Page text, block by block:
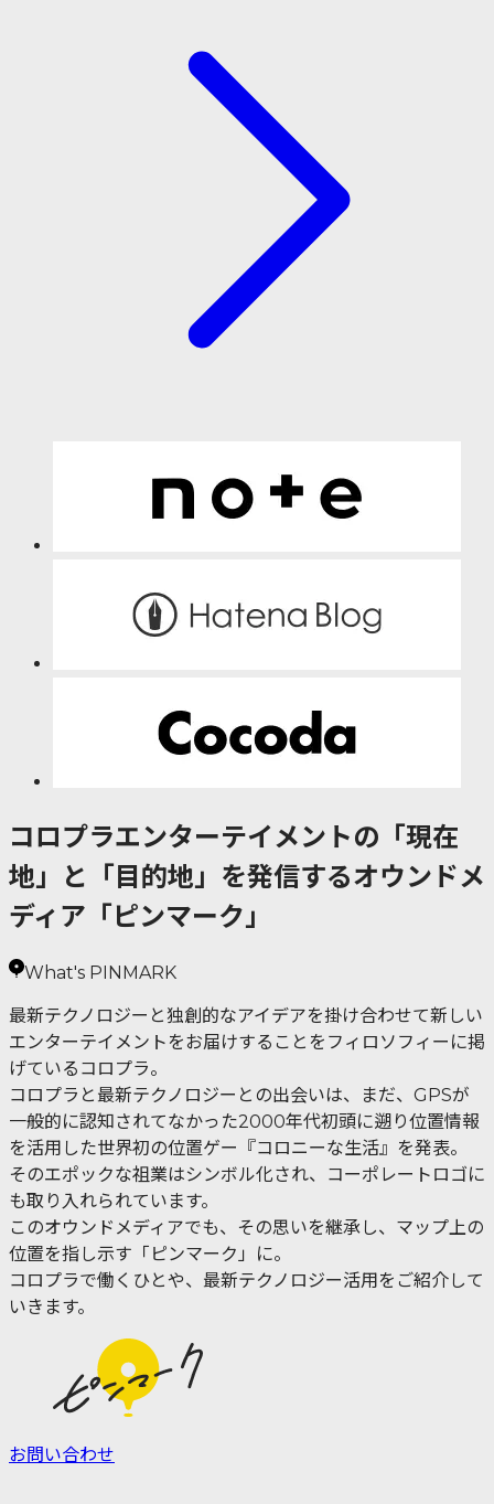
コロプラエンターテイメントの「現在
地」と「目的地」を発信するオウンドメ
ディア「ピンマーク」
What's PINMARK
最新テクノロジーと独創的なアイデアを掛け合わせて新しい
エンターテイメントをお届けすることをフィロソフィーに掲
げているコロプラ。
コロプラと最新テクノロジーとの出会いは、まだ、GPSが
一般的に認知されてなかった2000年代初頭に遡り位置情報
を活用した世界初の位置ゲー『コロニーな生活』を発表。
そのエポックな祖業はシンボル化され、コーポレートロゴに
も取り入れられています。
このオウンドメディアでも、その思いを継承し、マップ上の
位置を指し示す「ピンマーク」に。
コロプラで働くひとや、最新テクノロジー活用をご紹介して
いきます。
お問い合わせ